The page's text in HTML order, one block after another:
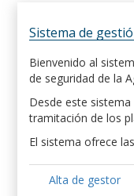
Sistema de
Bienvenido al
de seguridad de la
Desde este
tramitación de los
El sistema ofrece
Alta de gestor